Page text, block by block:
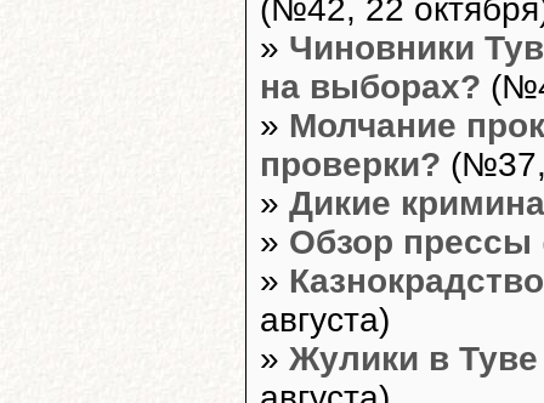
(№42, 22
» Чиновники
на выборах?
» Молчание
проверки? (№37,
» Дикие
» Обзор прессы
»
августа)
» Жулики в Туве